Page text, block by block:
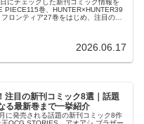
にチェックした新刊コミック情報を
PIECE115巻、HUNTER×HUNTER39
ロンティア27巻をはじめ、注目のバ
2026.06.17
注目の新刊コミック8選｜話題
る最新巻まで一挙紹介
に発売される話題の新刊コミック8作